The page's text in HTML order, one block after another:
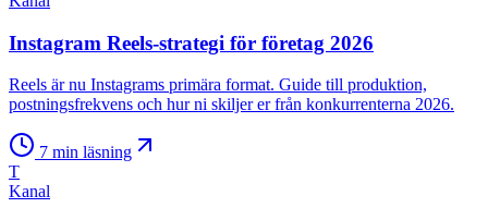
Instagram Reels-strategi för företag 2026
Reels är nu Instagrams primära format. Guide till produktion,
postningsfrekvens och hur ni skiljer er från konkurrenterna 2026.
7 min läsning
T
Kanal